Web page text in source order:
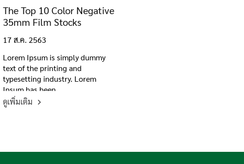
The Top 10 Color Negative
35mm Film Stocks
17 ส.ค. 2563
Lorem Ipsum is simply dummy
text of the printing and
typesetting industry. Lorem
Ipsum has been
ดูเพิ่มเติม